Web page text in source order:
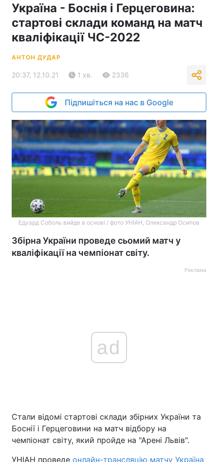
Україна - Боснія і Герцеговина:
стартові склади команд на матч
кваліфікації ЧС-2022
АНТОН ДУДАР
20:37, 12.10.21 1 хв. 2336
Підпишіться на нас в Google
Едуард Соболь вийде в основі / фото УНІАН, Олександр Осипов
Збірна України проведе сьомий матч у
кваліфікації на чемпіонат світу.
Реклама
ad
Стали відомі стартові склади збірних України та
Боснії і Герцеговини на матч відбору на
чемпіонат світу, який пройде на "Арені Львів".
УНІАН проведе онлайн-трансляцію матчу Україна